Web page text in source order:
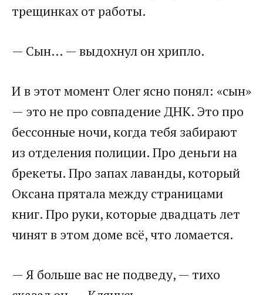
трещинках от работы.
— Сын… — выдохнул он хрипло.
И в этот момент Олег ясно понял: «сын»
— это не про совпадение ДНК. Это про
бессонные ночи, когда тебя забирают
из отделения полиции. Про деньги на
брекеты. Про запах лаванды, который
Оксана прятала между страницами
книг. Про руки, которые двадцать лет
чинят в этом доме всё, что ломается.
— Я больше вас не подведу, — тихо